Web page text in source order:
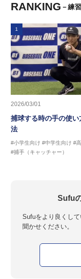
RANKING －練
1
2026/03/01
捕球する時の手の使
法
#小学生向け #中学生向け #
#捕手（キャッチャー）
Sufu
Sufuをより良くし
聞かせください。